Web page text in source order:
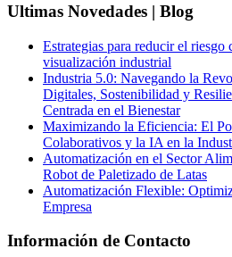
Ultimas Novedades | Blog
Estrategias para reducir el riesgo
visualización industrial
Industria 5.0: Navegando la
Digitales, Sostenibilidad y
Centrada en el Bienestar
Maximizando la Eficiencia: El
Colaborativos y la IA en la
Automatización en el Sector
Robot de Paletizado de Latas
Automatización Flexible:
Empresa
Información de Contacto